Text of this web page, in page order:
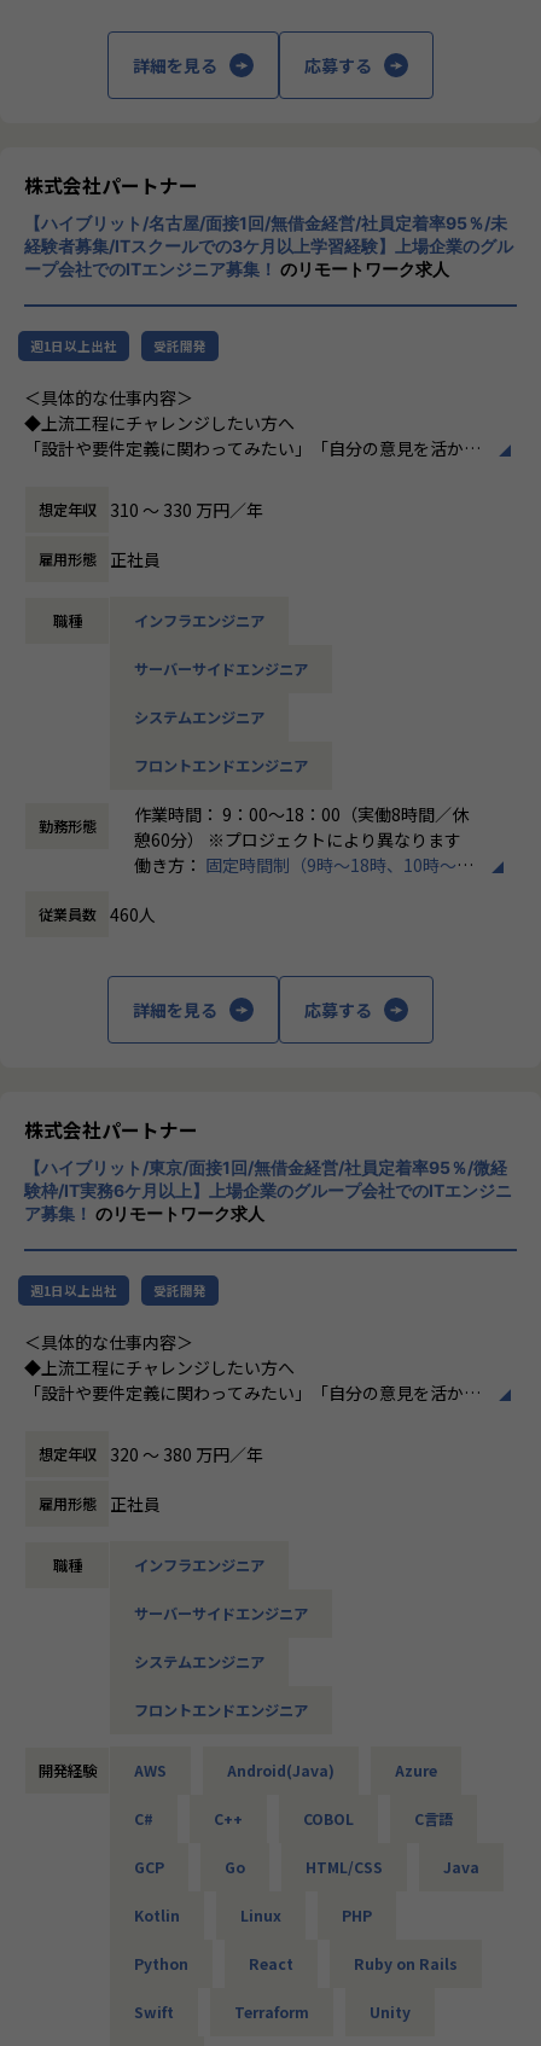
回の面談を通じて方向性を確認しながら、段階的にマネジメ
ントスキルを磨けるようサポートします。リーダー未経験か
＜チーム組織構成＞
入社後は原則2名以上のチームに配属されるため、一人現場
や丸投げはないです。
また、経験値に応じて先輩がフォローに入り、定例MTGやチ
▼年齢構成
平均年齢32.5歳
▼定着率
95％（2024年8月時点／1年以内）
＜その他プロジェクト事例＞
・オンラインヨガプラットフォームの要件定義・設計（Rub
・自社ECサイトの新規立ち上げ（要件定義～運用／TypeScr
・大手メーカー向け製造システムの業務改善プロジェクト
・ECクラウド基盤設計（AWS／VMware）
・大手クライアント向け仮想環境移行・導入（Windows／A
ctive Directory）
＜安心のサポート体制＞
└配属先はチーム＋教育係体制で、すぐ相談できる環境を整
・営業＆キャリアアドバイザーが伴走
└日常的に連絡しやすく、安心して話せる関係性を構築。
・トラブル時は当日中に対応
└問題発生時は営業とアドバイザーが即対応し、迅速に調
整。
・勉強会・交流会を年2回実施
└他案件の社員ともつながれる場を用意。ナレッジ共有も活
発です。
会社の定める範囲
詳細を見る 応募する
株式会社パートナー
【ハイブリット/名古屋/面接1回/無借金経営/社員定着率95％/未
経験者募集/ITスクールでの3ケ月以上学習経験】上場企業のグル
ープ会社でのITエンジニア募集！ のリモートワーク求人
週1日以上出社 受託開発
＜具体的な仕事内容＞
◆上流工程にチャレンジしたい方へ
「設計や要件定義に関わってみたい」「自分の意見を活かせ
そんな方には700社以上の中からスキルや希望に合う案件を
ご紹介しています。
たとえば、ヨガ配信アプリやECサイトの新規開発、クラウド
設計など、上流フェーズから関われる案件も豊富です。ま
ひとりで悩まず、安心して挑戦できます。
◆落ち着いた環境で、長く働きたい方へ
OKの案件も多く、週2～3日出社が基本。残業は月9時間ほど
現場には教育担当がつき、月1回の面談やチャット相談も実
施。産休・育休の取得＆復帰率も100％と、ライフイベント
にも柔軟に対応しています。
◆マネジメントにも挑戦したい方へ
「PL/PMにステップアップしたい」「育成に関わる経験をし
てみたい」
回の面談を通じて方向性を確認しながら、段階的にマネジメ
ントスキルを磨けるようサポートします。リーダー未経験か
＜チーム組織構成＞
入社後は原則2名以上のチームに配属されるため、一人現場
や丸投げはないです。
また、経験値に応じて先輩がフォローに入り、定例MTGやチ
▼年齢構成
平均年齢32.5歳
▼定着率
95％（2024年8月時点／1年以内）
＜その他プロジェクト事例＞
・オンラインヨガプラットフォームの要件定義・設計（Rub
・自社ECサイトの新規立ち上げ（要件定義～運用／TypeScr
・大手メーカー向け製造システムの業務改善プロジェクト
・ECクラウド基盤設計（AWS／VMware）
・大手クライアント向け仮想環境移行・導入（Windows／A
＜安心のサポート体制＞
└配属先はチーム＋教育係体制で、すぐ相談できる環境を整
└入社直後は毎月、その後は隔月で面談。業務・人間関係・
想定年収 310 〜 330 万円／年
雇用形態 正社員
職種 インフラエンジニア
サーバーサイドエンジニア
システムエンジニア
フロントエンドエンジニア
勤務形態
作業時間： 9：00～18：00（実働8時間／休
憩60分） ※プロジェクトにより異なります
働き方： 固定時間制（9時～18時、10時～19
時間外労働の有無： 有（月平均20時間）
従業員数 460人
詳細を見る 応募する
株式会社パートナー
【ハイブリット/東京/面接1回/無借金経営/社員定着率95％/微経
験枠/IT実務6ケ月以上】上場企業のグループ会社でのITエンジニ
ア募集！ のリモートワーク求人
週1日以上出社 受託開発
＜具体的な仕事内容＞
◆上流工程にチャレンジしたい方へ
「設計や要件定義に関わってみたい」「自分の意見を活かせ
そんな方には700社以上の中からスキルや希望に合う案件を
ご紹介しています。
たとえば、ヨガ配信アプリやECサイトの新規開発、クラウド
設計など、上流フェーズから関われる案件も豊富です。ま
ひとりで悩まず、安心して挑戦できます。
◆落ち着いた環境で、長く働きたい方へ
OKの案件も多く、週2～3日出社が基本。残業は月9時間ほど
現場には教育担当がつき、月1回の面談やチャット相談も実
にも柔軟に対応しています。
◆マネジメントにも挑戦したい方へ
回の面談を通じて方向性を確認しながら、段階的にマネジメ
ら活躍している社員も多数。女性管理職も在籍しており、年
齢や性別を問わずフェアに評価される環境です。
想定年収 320 〜 380 万円／年
雇用形態 正社員
職種 インフラエンジニア
サーバーサイドエンジニア
システムエンジニア
フロントエンドエンジニア
開発経験 AWS Android(Java) Azure
C# C++ COBOL C言語
GCP Go HTML/CSS Java
Kotlin Linux PHP
Python React Ruby on Rails
Swift Terraform Unity